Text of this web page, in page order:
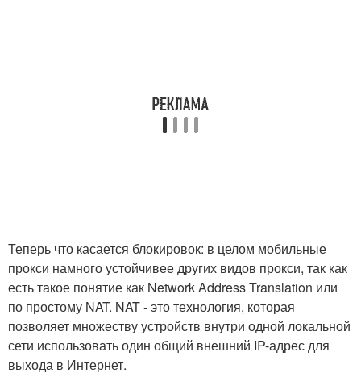
Теперь что касается блокировок: в целом мобильные
прокси намного устойчивее других видов прокси, так как
есть такое понятие как Network Address Translation или
по простому NAT. NAT - это технология, которая
позволяет множеству устройств внутри одной локальной
сети использовать один общий внешний IP-адрес для
выхода в Интернет.